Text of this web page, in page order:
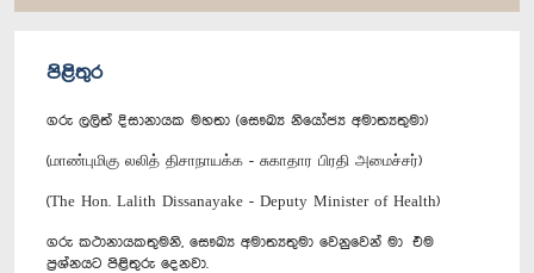
පිළිතුර
ගරු ලලිත් දිසානායක මහතා (සෞඛ්‍ය නියෝජ්‍ය අමාත්‍යතුමා)
(மாண்புமிகு லலித் திசாநாயக்க - சுகாதார பிரதி அமைச்சர்)
(The Hon. Lalith Dissanayake - Deputy Minister of Health)
ගරු කථානායකතුමනි, සෞඛ්‍ය අමාත්‍යතුමා වෙනුවෙන් මා එම
ප්‍රශ්නයට පිළිතුරු දෙනවා.